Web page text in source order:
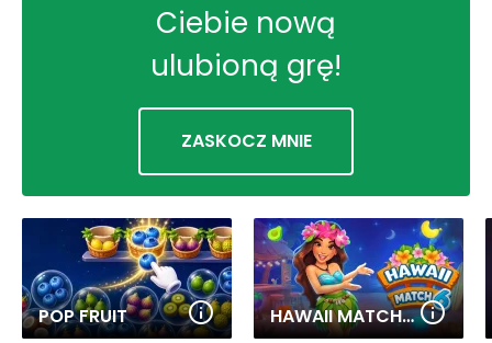
Ciebie nową
ulubioną grę!
ZASKOCZ MNIE
POP FRUIT HAWAII MATCH 6